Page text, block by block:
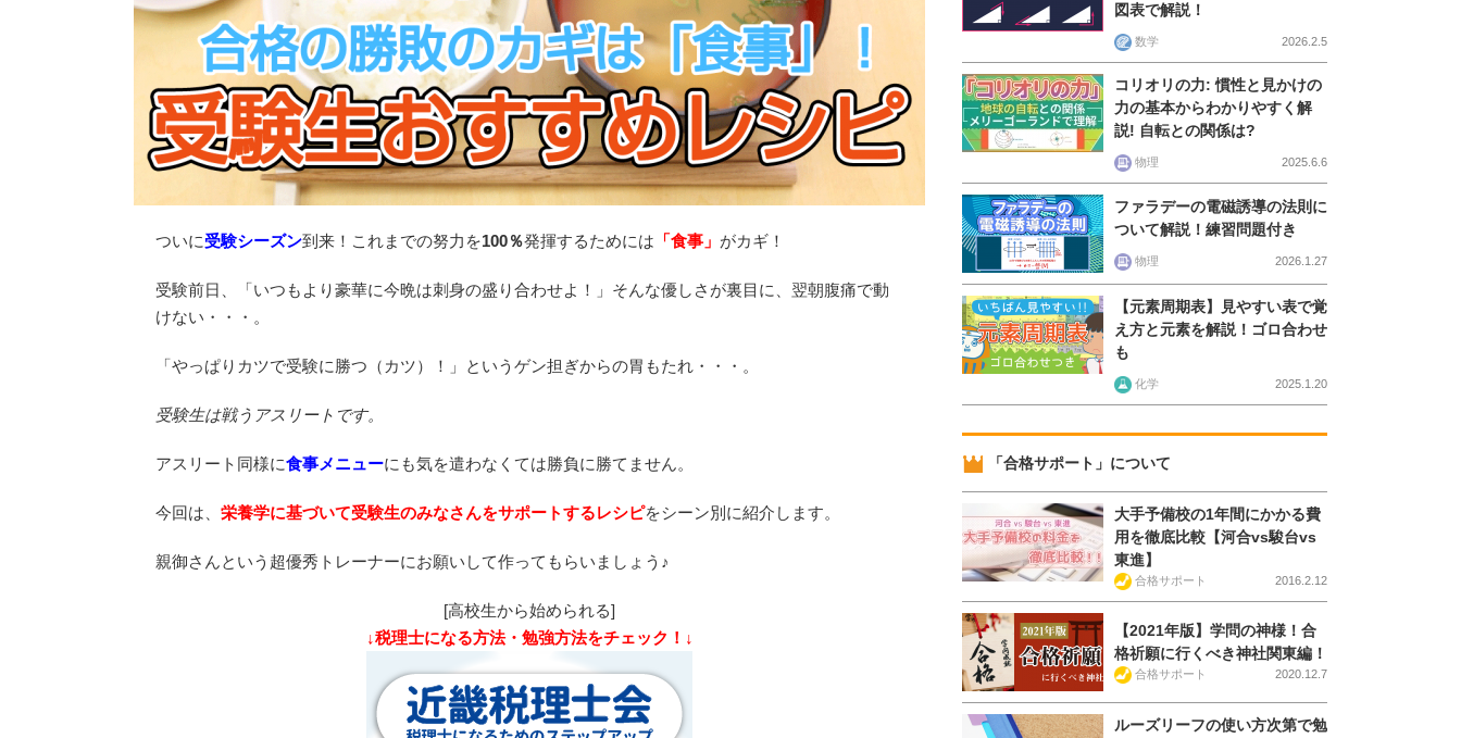
ついに受験シーズン到来！これまでの努力を100％発揮するためには 「食事」 がカギ！
受験前日、「いつもより豪華に今晩は刺身の盛り合わせよ！」そんな優しさが裏目に、翌朝腹痛で動
けない・・・。
「やっぱりカツで受験に勝つ（カツ）！」というゲン担ぎからの胃もたれ・・・。
受験生は戦うアスリートです。
アスリート同様に食事メニューにも気を遣わなくては勝負に勝てません。
今回は、 栄養学に基づいて受験生のみなさんをサポートするレシピをシーン別に紹介します。
親御さんという超優秀トレーナーにお願いして作ってもらいましょう♪
[高校生から始められる]
↓税理士になる方法・勉強方法をチェック！↓
図表で解説！
数学 2026.2.5
コリオリの力: 慣性と見かけの
力の基本からわかりやすく解
説! 自転との関係は?
物理 2025.6.6
ファラデーの電磁誘導の法則に
ついて解説！練習問題付き
物理 2026.1.27
【元素周期表】見やすい表で覚
え方と元素を解説！ゴロ合わせ
も
化学 2025.1.20
「合格サポート」について
大手予備校の1年間にかかる費
用を徹底比較【河合vs駿台vs
東進】
合格サポート 2016.2.12
【2021年版】学問の神様！合
格祈願に行くべき神社関東編！
合格サポート 2020.12.7
ルーズリーフの使い方次第で勉